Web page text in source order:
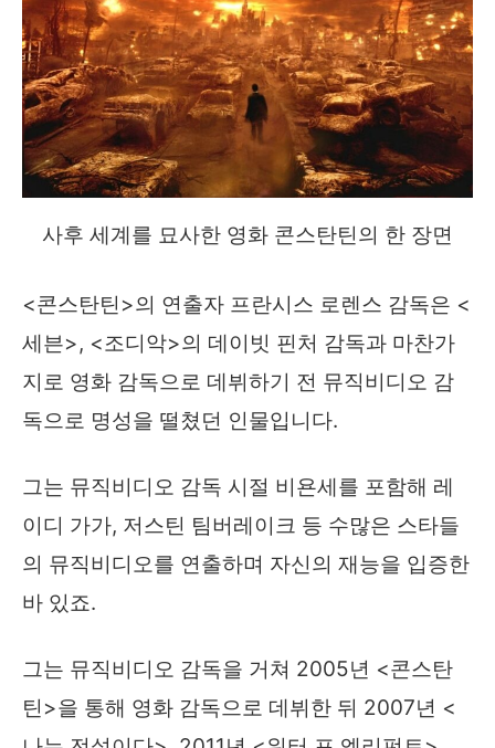
사후 세계를 묘사한 영화 콘스탄틴의 한 장면
<콘스탄틴>의 연출자 프란시스 로렌스 감독은 <
세븐>, <조디악>의 데이빗 핀처 감독과 마찬가
지로 영화 감독으로 데뷔하기 전 뮤직비디오 감
독으로 명성을 떨쳤던 인물입니다.
그는 뮤직비디오 감독 시절 비욘세를 포함해 레
이디 가가, 저스틴 팀버레이크 등 수많은 스타들
의 뮤직비디오를 연출하며 자신의 재능을 입증한
바 있죠.
그는 뮤직비디오 감독을 거쳐 2005년 <콘스탄
틴>을 통해 영화 감독으로 데뷔한 뒤 2007년 <